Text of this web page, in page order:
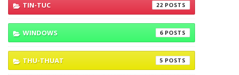
TIN-TUC 22
WINDOWS 6
THU-THUAT 5